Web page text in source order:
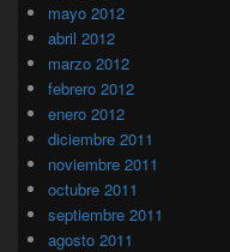
mayo 2012
abril 2012
marzo 2012
febrero 2012
enero 2012
diciembre 2011
noviembre 2011
octubre 2011
septiembre 2011
agosto 2011